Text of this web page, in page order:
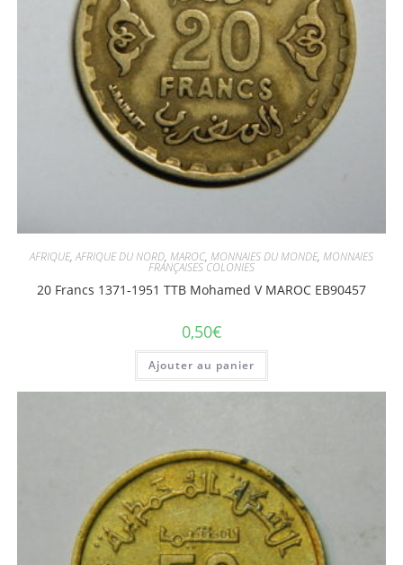
AFRIQUE,AFRIQUE DU NORD, MAROC, MONNAIES DU MONDE, MONNAIES
FRANÇAISES COLONIES
20 Francs 1371-1951 TTB Mohamed V MAROC EB90457
0,50€
Ajouter au panier